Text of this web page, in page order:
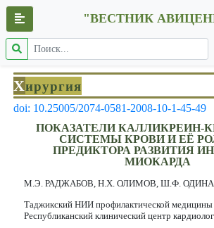
"ВЕСТНИК
Хирургия
doi: 10.25005/2074-0581-2008-10-1-45-49
ПОКАЗАТЕЛИ КАЛЛИКРЕИН-
СИСТЕМЫ КРОВИ И ЕЁ
ПРЕДИКТОРА РАЗВИТИЯ
МИОКАРДА
М.Э. РАДЖАБОВ, Н.Х. ОЛИМОВ, Ш.Ф.
Таджикский НИИ профилактической
Республиканский клинический центр